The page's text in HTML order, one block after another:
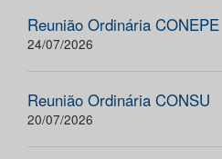
Reunião Ordinária CONEPE
24/07/2026
Reunião Ordinária CONSU
20/07/2026